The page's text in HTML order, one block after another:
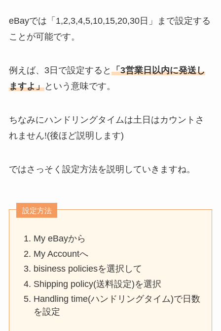
eBayでは「1,2,3,4,5,10,15,20,30日」まで設定する
ことが可能です。
例えば、3日で設定すると 「3営業日以内に発送し
ますよ」という意味です。
ちなみにハンドリングタイムは土日はカウントさ
れません!(後ほど説明します)
ではさっそく設定方法を説明していきますね。
設定方法
My eBayから
My Accountへ
bisiness policiesを選択して
Shipping policy(送料設定)を選択
Handling time(ハンドリングタイム)で日数
を設定